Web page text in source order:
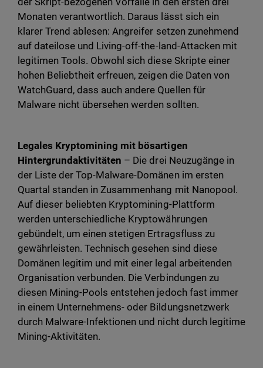
Monaten verantwortlich. Daraus lässt sich ein
klarer Trend ablesen: Angreifer setzen zunehmend
auf dateilose und Living-off-the-land-Attacken mit
legitimen Tools. Obwohl sich diese Skripte einer
hohen Beliebtheit erfreuen, zeigen die Daten von
WatchGuard, dass auch andere Quellen für
Malware nicht übersehen werden sollten.
Legales Kryptomining mit bösartigen
Hintergrundaktivitäten – Die drei Neuzugänge in
der Liste der Top-Malware-Domänen im ersten
Quartal standen in Zusammenhang mit Nanopool.
Auf dieser beliebten Kryptomining-Plattform
werden unterschiedliche Kryptowährungen
gebündelt, um einen stetigen Ertragsfluss zu
gewährleisten. Technisch gesehen sind diese
Domänen legitim und mit einer legal arbeitenden
Organisation verbunden. Die Verbindungen zu
diesen Mining-Pools entstehen jedoch fast immer
in einem Unternehmens- oder Bildungsnetzwerk
durch Malware-Infektionen und nicht durch legitime
Mining-Aktivitäten.